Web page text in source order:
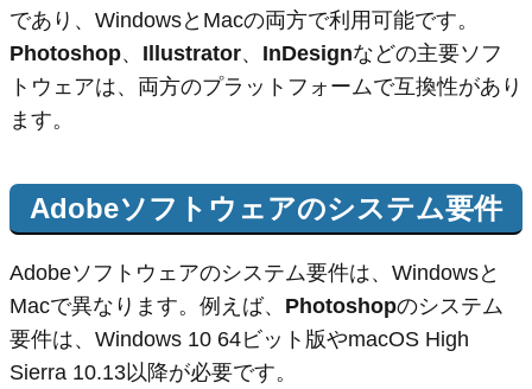
であり、WindowsとMacの両方で利用可能です。
Photoshop、 Illustrator、 InDesignなどの主要ソフ
トウェアは、両方のプラットフォームで互換性があり
ます。
Adobeソフトウェアのシステム要件
Adobeソフトウェアのシステム要件は、Windowsと
Macで異なります。例えば、 Photoshopのシステム
要件は、Windows 10 64ビット版やmacOS High
Sierra 10.13以降が必要です。